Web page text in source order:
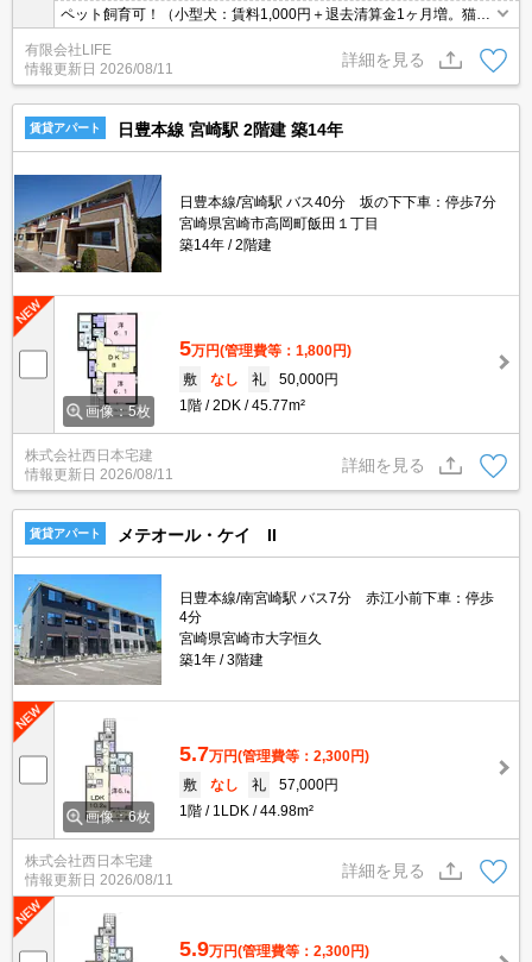
ペット飼育可！（小型犬：賃料1,000円＋退去清算金1ヶ月増。猫：
賃料2,000円＋退去清算金1ヶ月増。）ついちょるーむ付き！（鹿児
島放送2ch＋インターネット（Wi-fi1G）無料）
有限会社LIFE
情報更新日 2026/08/11
詳細を見る
賃貸アパート 日豊本線 宮崎駅 2階建 築14年
日豊本線/宮崎駅 バス40分 坂の下下車：停歩7分
宮崎県宮崎市高岡町飯田１丁目
築14年
2階建
画像：5枚
5万円(管理費等：1,800円)
敷
なし 礼
50,000円
1階
2DK 45.77m²
株式会社西日本宅建
情報更新日 2026/08/11
詳細を見る
賃貸アパート メテオール・ケイ II
日豊本線/南宮崎駅 バス7分 赤江小前下車：停歩
4分
宮崎県宮崎市大字恒久
築1年
3階建
画像：6枚
5.7万円(管理費等：2,300円)
敷
なし 礼
57,000円
1階
1LDK 44.98m²
株式会社西日本宅建
情報更新日 2026/08/11
詳細を見る
5.9万円(管理費等：2,300円)